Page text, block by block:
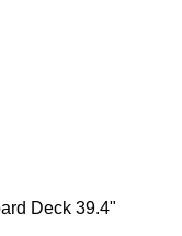
Deck 39.4"